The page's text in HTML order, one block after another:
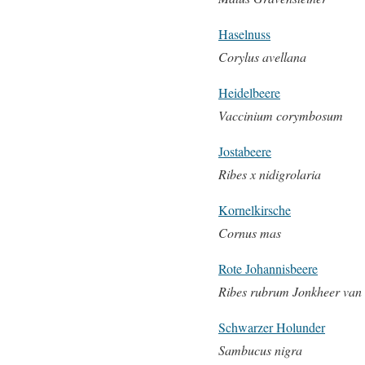
Haselnuss
Corylus avellana
Heidelbeere
Vaccinium corymbosum
Jostabeere
Ribes x nidigrolaria
Kornelkirsche
Cornus mas
Rote Johannisbeere
Ribes rubrum Jonkheer van
Schwarzer Holunder
Sambucus nigra